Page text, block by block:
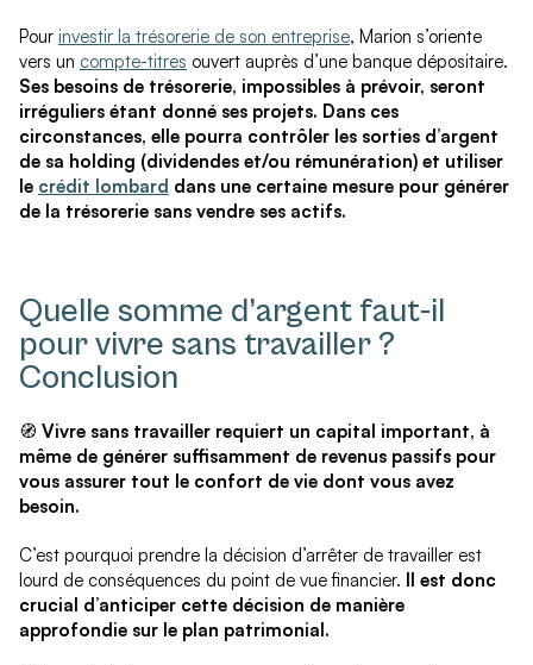
Pour investir la trésorerie de son entreprise, Marion s’oriente
vers un compte-titres ouvert auprès d’une banque dépositaire.
Ses besoins de trésorerie, impossibles à prévoir, seront
irréguliers étant donné ses projets. Dans ces
circonstances, elle pourra contrôler les sorties d’argent
de sa holding (dividendes et/ou rémunération) et utiliser
le crédit lombard dans une certaine mesure pour générer
de la trésorerie sans vendre ses actifs.
Quelle somme d’argent faut-il
pour vivre sans travailler ?
Conclusion
🧭 Vivre sans travailler requiert un capital important, à
même de générer suffisamment de revenus passifs pour
vous assurer tout le confort de vie dont vous avez
besoin.
C’est pourquoi prendre la décision d’arrêter de travailler est
lourd de conséquences du point de vue financier. Il est donc
crucial d’anticiper cette décision de manière
approfondie sur le plan patrimonial.